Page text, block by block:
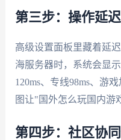
第三步：操作延
高级设置面板里藏着延
海服务器时，系统会显
120ms、专线98ms、游
图让"国外怎么玩国内游
第四步：社区协